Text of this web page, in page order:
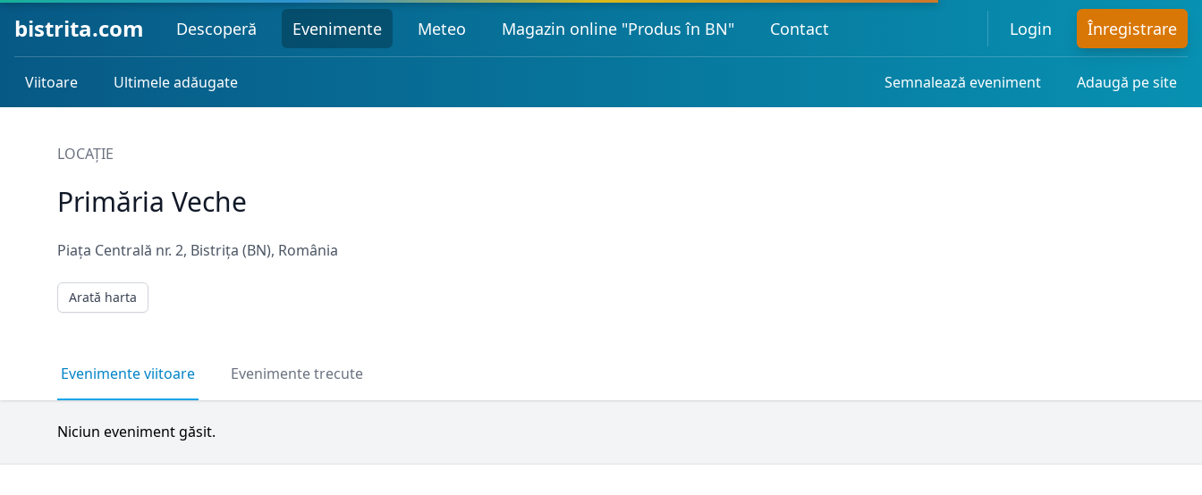
bistrita.com Descoperă Evenimente Meteo Magazin online "Produs în BN" Contact Login Înregistrare
Viitoare Ultimele adăugate Semnalează eveniment Adaugă pe site
LOCAȚIE
Primăria Veche
Piața Centrală nr. 2, Bistrița (BN), România
Arată harta
Evenimente viitoare Evenimente trecute
Niciun eveniment găsit.